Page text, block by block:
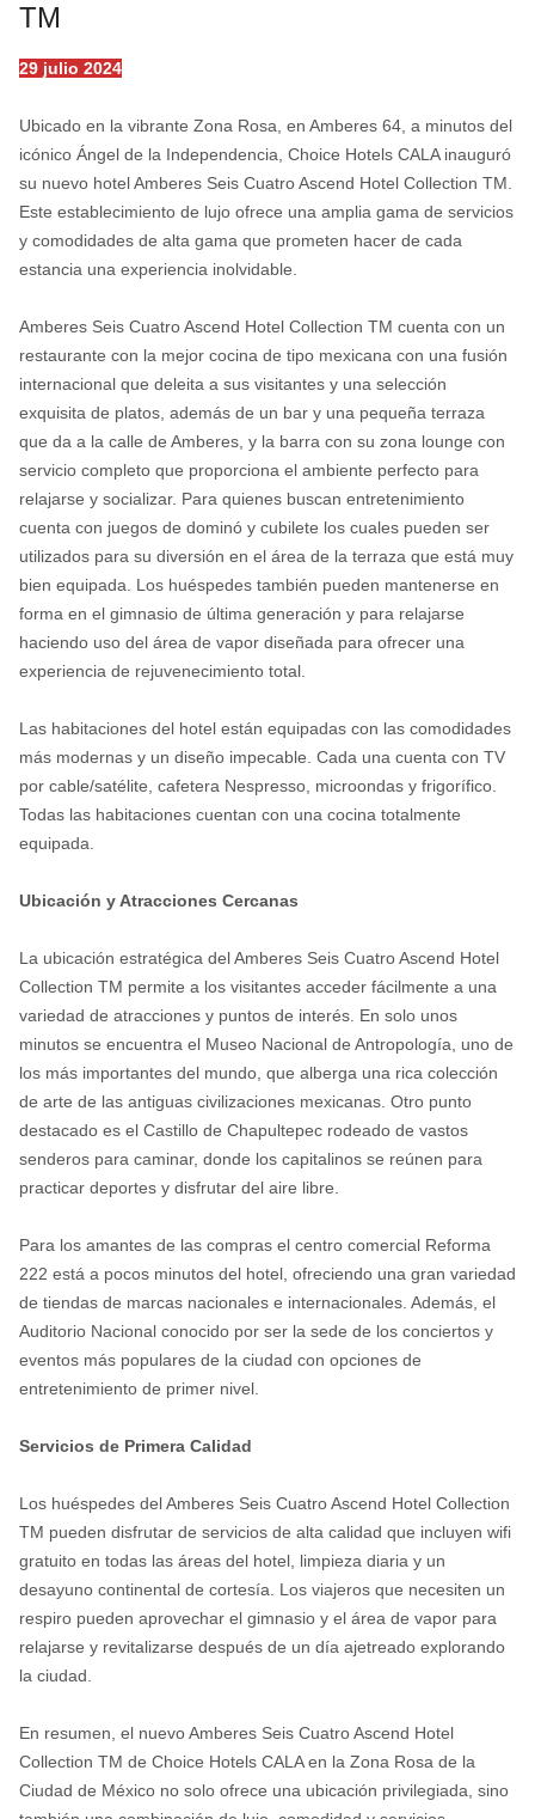
TM
29 julio 2024
Ubicado en la vibrante Zona Rosa, en Amberes 64, a minutos del
icónico Ángel de la Independencia, Choice Hotels CALA inauguró
su nuevo hotel Amberes Seis Cuatro Ascend Hotel Collection TM.
Este establecimiento de lujo ofrece una amplia gama de servicios
y comodidades de alta gama que prometen hacer de cada
estancia una experiencia inolvidable.
Amberes Seis Cuatro Ascend Hotel Collection TM cuenta con un
restaurante con la mejor cocina de tipo mexicana con una fusión
internacional que deleita a sus visitantes y una selección
exquisita de platos, además de un bar y una pequeña terraza
que da a la calle de Amberes, y la barra con su zona lounge con
servicio completo que proporciona el ambiente perfecto para
relajarse y socializar. Para quienes buscan entretenimiento
cuenta con juegos de dominó y cubilete los cuales pueden ser
utilizados para su diversión en el área de la terraza que está muy
bien equipada. Los huéspedes también pueden mantenerse en
forma en el gimnasio de última generación y para relajarse
haciendo uso del área de vapor diseñada para ofrecer una
experiencia de rejuvenecimiento total.
Las habitaciones del hotel están equipadas con las comodidades
más modernas y un diseño impecable. Cada una cuenta con TV
por cable/satélite, cafetera Nespresso, microondas y frigorífico.
Todas las habitaciones cuentan con una cocina totalmente
equipada.
Ubicación y Atracciones Cercanas
La ubicación estratégica del Amberes Seis Cuatro Ascend Hotel
Collection TM permite a los visitantes acceder fácilmente a una
variedad de atracciones y puntos de interés. En solo unos
minutos se encuentra el Museo Nacional de Antropología, uno de
los más importantes del mundo, que alberga una rica colección
de arte de las antiguas civilizaciones mexicanas. Otro punto
destacado es el Castillo de Chapultepec rodeado de vastos
senderos para caminar, donde los capitalinos se reúnen para
practicar deportes y disfrutar del aire libre.
Para los amantes de las compras el centro comercial Reforma
222 está a pocos minutos del hotel, ofreciendo una gran variedad
de tiendas de marcas nacionales e internacionales. Además, el
Auditorio Nacional conocido por ser la sede de los conciertos y
eventos más populares de la ciudad con opciones de
entretenimiento de primer nivel.
Servicios de Primera Calidad
Los huéspedes del Amberes Seis Cuatro Ascend Hotel Collection
TM pueden disfrutar de servicios de alta calidad que incluyen wifi
gratuito en todas las áreas del hotel, limpieza diaria y un
desayuno continental de cortesía. Los viajeros que necesiten un
respiro pueden aprovechar el gimnasio y el área de vapor para
relajarse y revitalizarse después de un día ajetreado explorando
la ciudad.
En resumen, el nuevo Amberes Seis Cuatro Ascend Hotel
Collection TM de Choice Hotels CALA en la Zona Rosa de la
Ciudad de México no solo ofrece una ubicación privilegiada, sino